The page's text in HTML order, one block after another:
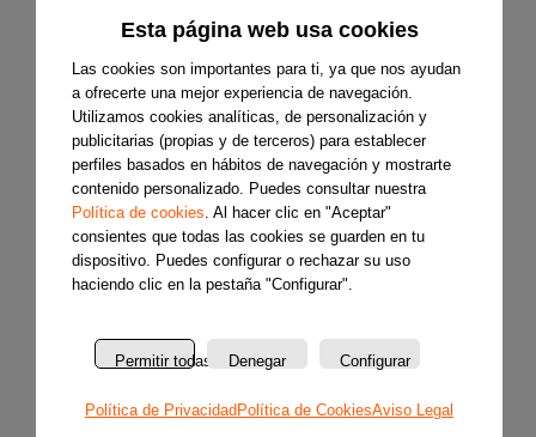
Esta página web usa cookies
Las cookies son importantes para ti, ya que nos ayudan
a ofrecerte una mejor experiencia de navegación.
Utilizamos cookies analíticas, de personalización y
publicitarias (propias y de terceros) para establecer
perfiles basados en hábitos de navegación y mostrarte
contenido personalizado. Puedes consultar nuestra
Política de cookies. Al hacer clic en "Aceptar"
consientes que todas las cookies se guarden en tu
dispositivo. Puedes configurar o rechazar su uso
haciendo clic en la pestaña "Configurar".
Permitir todas Denegar Configurar
Política de Privacidad Política de CookiesAviso Legal